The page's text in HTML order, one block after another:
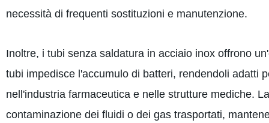
necessità di frequenti sostituzioni e manutenzione.
Inoltre, i tubi senza saldatura in acciaio inox offrono
tubi impedisce l'accumulo di batteri, rendendoli adatti
nell'industria farmaceutica e nelle strutture mediche.
contaminazione dei fluidi o dei gas trasportati,